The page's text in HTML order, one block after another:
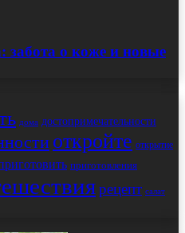
забота о коже и новые
дома достопримечательности
откройте открытие
приготовления
рецепт салат